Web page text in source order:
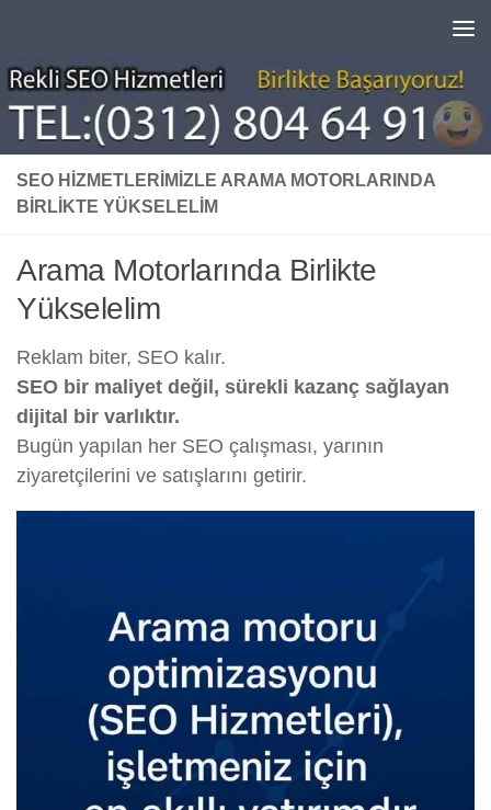
SEO HIZMETLERIMIZLE ARAMA MOTORLARINDA
BIRLIKTE YÜKSELELIM
Arama Motorlarında Birlikte
Yükselelim
Reklam biter, SEO kalır.
SEO bir maliyet değil, sürekli kazanç sağlayan
dijital bir varlıktır.
Bugün yapılan her SEO çalışması, yarının
ziyaretçilerini ve satışlarını getirir.